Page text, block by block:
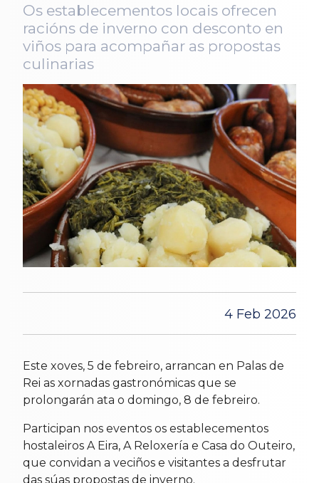
Os establecementos locais ofrecen
racións de inverno con desconto en
viños para acompañar as propostas
culinarias
4 Feb 2026
Este xoves, 5 de febreiro, arrancan en Palas de
Rei as xornadas gastronómicas que se
prolongarán ata o domingo, 8 de febreiro.
Participan nos eventos os establecementos
hostaleiros A Eira, A Reloxería e Casa do Outeiro,
que convidan a veciños e visitantes a desfrutar
das súas propostas de inverno.